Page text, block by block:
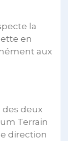
la
en
aux
des deux
Terrain
direction